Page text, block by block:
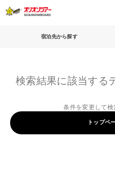
宿泊先から探す
検索結果に該当する
条件を変更して検
トップペ